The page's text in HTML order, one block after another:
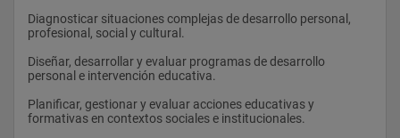
Diagnosticar situaciones complejas de desarrollo personal,
profesional, social y cultural.
Diseñar, desarrollar y evaluar programas de desarrollo
personal e intervención educativa.
Planificar, gestionar y evaluar acciones educativas y
formativas en contextos sociales e institucionales.